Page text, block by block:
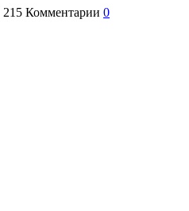
215 Комментарии 0